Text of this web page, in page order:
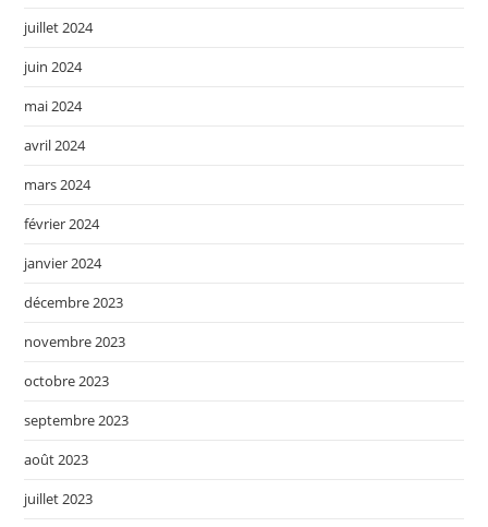
juillet 2024
juin 2024
mai 2024
avril 2024
mars 2024
février 2024
janvier 2024
décembre 2023
novembre 2023
octobre 2023
septembre 2023
août 2023
juillet 2023